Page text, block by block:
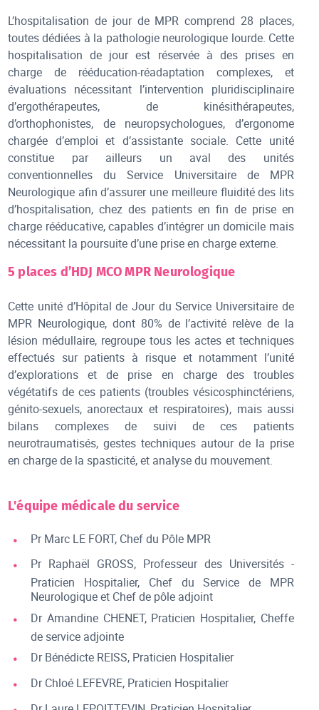
L’hospitalisation de jour de MPR comprend 28 places,
toutes dédiées à la pathologie neurologique lourde. Cette
hospitalisation de jour est réservée à des prises en
charge de rééducation-réadaptation complexes, et
évaluations nécessitant l’intervention pluridisciplinaire
d’ergothérapeutes, de kinésithérapeutes,
d’orthophonistes, de neuropsychologues, d’ergonome
chargée d’emploi et d’assistante sociale. Cette unité
constitue par ailleurs un aval des unités
conventionnelles du Service Universitaire de MPR
Neurologique afin d’assurer une meilleure fluidité des lits
d’hospitalisation, chez des patients en fin de prise en
charge rééducative, capables d’intégrer un domicile mais
nécessitant la poursuite d’une prise en charge externe.
5 places d’HDJ MCO MPR Neurologique
Cette unité d’Hôpital de Jour du Service Universitaire de
MPR Neurologique, dont 80% de l’activité relève de la
lésion médullaire, regroupe tous les actes et techniques
effectués sur patients à risque et notamment l’unité
d’explorations et de prise en charge des troubles
végétatifs de ces patients (troubles vésicosphinctériens,
génito-sexuels, anorectaux et respiratoires), mais aussi
bilans complexes de suivi de ces patients
neurotraumatisés, gestes techniques autour de la prise
en charge de la spasticité, et analyse du mouvement.
L'équipe médicale du service
Pr Marc LE FORT, Chef du Pôle MPR
Pr Raphaël GROSS, Professeur des Universités -
Praticien Hospitalier, Chef du Service de MPR
Neurologique et Chef de pôle adjoint
Dr Amandine CHENET, Praticien Hospitalier, Cheffe
de service adjointe
Dr Bénédicte REISS, Praticien Hospitalier
Dr Chloé LEFEVRE, Praticien Hospitalier